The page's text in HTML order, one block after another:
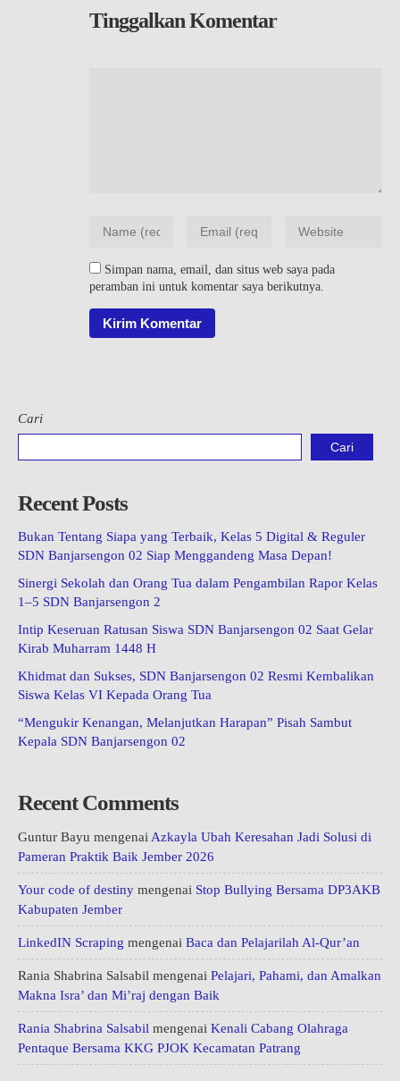
Tinggalkan Komentar
Simpan nama, email, dan situs web saya pada
peramban ini untuk komentar saya berikutnya.
Cari
Cari
Recent Posts
Bukan Tentang Siapa yang Terbaik, Kelas 5 Digital & Reguler
SDN Banjarsengon 02 Siap Menggandeng Masa Depan!
Sinergi Sekolah dan Orang Tua dalam Pengambilan Rapor Kelas
1–5 SDN Banjarsengon 2
Intip Keseruan Ratusan Siswa SDN Banjarsengon 02 Saat Gelar
Kirab Muharram 1448 H
Khidmat dan Sukses, SDN Banjarsengon 02 Resmi Kembalikan
Siswa Kelas VI Kepada Orang Tua
“Mengukir Kenangan, Melanjutkan Harapan” Pisah Sambut
Kepala SDN Banjarsengon 02
Recent Comments
Guntur Bayu mengenai Azkayla Ubah Keresahan Jadi Solusi di
Pameran Praktik Baik Jember 2026
Your code of destiny mengenai Stop Bullying Bersama DP3AKB
Kabupaten Jember
LinkedIN Scraping mengenai Baca dan Pelajarilah Al-Qur’an
Rania Shabrina Salsabil mengenai Pelajari, Pahami, dan Amalkan
Makna Isra’ dan Mi’raj dengan Baik
Rania Shabrina Salsabil mengenai Kenali Cabang Olahraga
Pentaque Bersama KKG PJOK Kecamatan Patrang